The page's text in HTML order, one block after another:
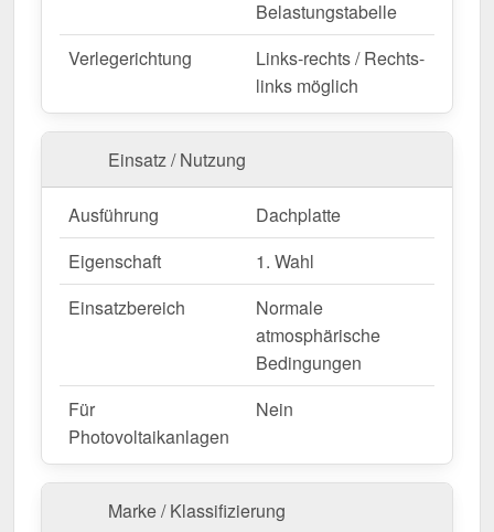
Langlebig, wetterfest, individuell auf Maß – bestellen
Sie jetzt und profitieren Sie von schneller Lieferung!
Wegen Sonderanfertigung vom Widerruf ausgeschlossen
Belastungstabelle
Verlegerichtung
Links-rechts / Rechts-
links möglich
Einsatz / Nutzung
Ausführung
Dachplatte
Eigenschaft
1. Wahl
Einsatzbereich
Normale
atmosphärische
Bedingungen
Für
Photovoltaikanlagen
Nein
Marke / Klassifizierung